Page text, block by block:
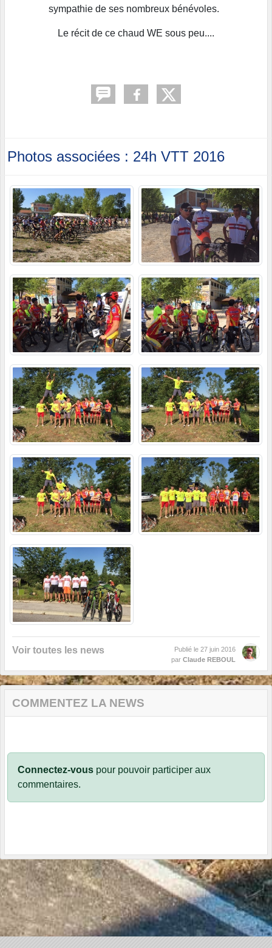
sympathie de ses nombreux bénévoles.
Le récit de ce chaud WE sous peu....
Photos associées : 24h VTT 2016
Voir toutes les news Publié le 27 juin 2016
par Claude REBOUL
COMMENTEZ LA NEWS
Connectez-vous pour pouvoir participer aux
commentaires.